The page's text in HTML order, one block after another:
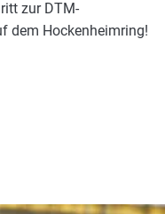
zur DTM-
dem Hockenheimring!